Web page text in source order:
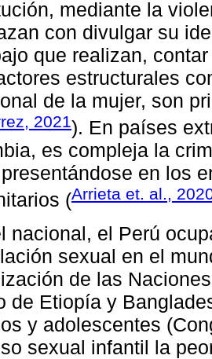
mediante la
con divulgar su
que realizan,
estructurales
de la mujer, son
2021). En países
es compleja la
en los
(Arrieta et. al.,
nacional, el Perú
sexual en el
de las
de Etiopía y
y adolescentes
sexual infantil la